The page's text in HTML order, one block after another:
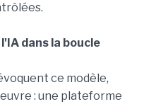
dans la boucle
ce modèle,
: une plateforme